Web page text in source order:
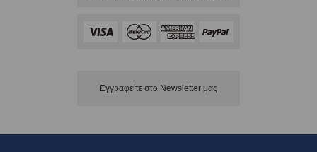
Εγγραφείτε στο Νewsletter μας